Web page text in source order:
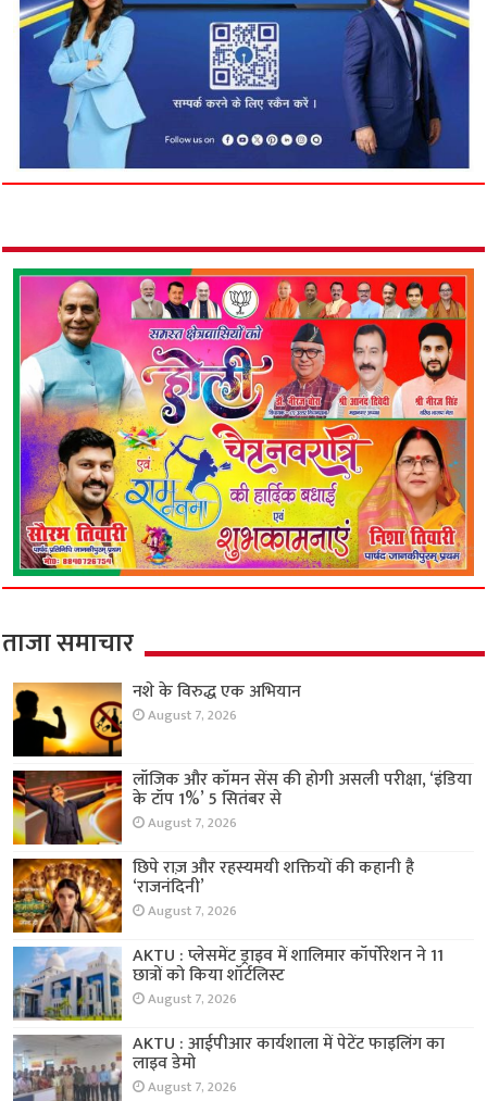
ताजा समाचार
नशे के विरुद्ध एक अभियान
August 7, 2026
लॉजिक और कॉमन सेंस की होगी असली परीक्षा, ‘इंडिया
के टॉप 1%’ 5 सितंबर से
August 7, 2026
छिपे राज़ और रहस्यमयी शक्तियों की कहानी है
‘राजनंदिनी’
August 7, 2026
AKTU : प्लेसमेंट ड्राइव में शालिमार कॉर्पोरेशन ने 11
छात्रों को किया शॉर्टलिस्ट
August 7, 2026
AKTU : आईपीआर कार्यशाला में पेटेंट फाइलिंग का
लाइव डेमो
August 7, 2026